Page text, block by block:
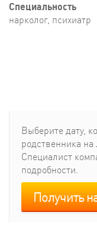
Специальность
нарколог, психиатр
Выберите дату,
родcтвенника
Специалист
подробности.
Получить